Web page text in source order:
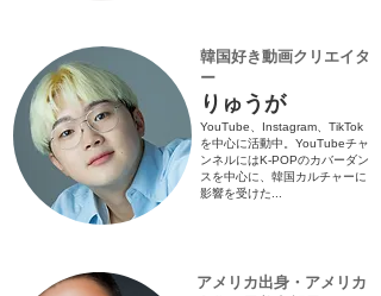
韓国好き動画クリエイタ
ー
りゅうが
YouTube、Instagram、TikTok
を中心に活動中。YouTubeチャ
ンネルにはK-POPのカバーダン
スを中心に、韓国カルチャーに
影響を受けた...
​アメリカ出身・アメリカ